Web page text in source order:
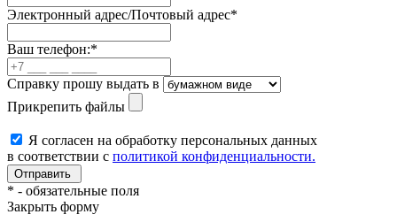
Электронный адрес/Почтовый адрес*
Ваш телефон:*
Справку прошу выдать в
Прикрепить файлы
Я согласен на обработку персональных данных
в соответствии с политикой конфиденциальности.
* - обязательные поля
Закрыть форму